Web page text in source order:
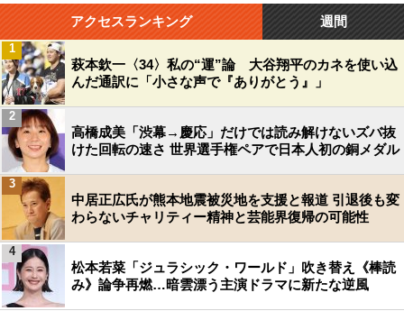
アクセスランキング 週間
萩本欽一〈34〉私の“運”論 大谷翔平のカネを使い込
んだ通訳に「小さな声で『ありがとう』」
1
高橋成美「渋幕→慶応」だけでは読み解けないズバ抜
けた回転の速さ 世界選手権ペアで日本人初の銅メダル
2
中居正広氏が熊本地震被災地を支援と報道 引退後も変
わらないチャリティー精神と芸能界復帰の可能性
3
松本若菜「ジュラシック・ワールド」吹き替え《棒読
み》論争再燃…暗雲漂う主演ドラマに新たな逆風
4